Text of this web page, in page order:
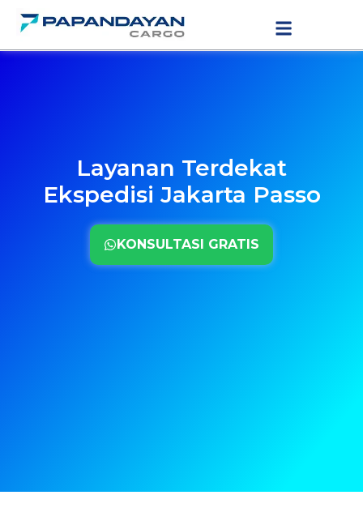
Lewati
konten
Layanan Terdekat
Ekspedisi Jakarta Passo
KONSULTASI GRATIS